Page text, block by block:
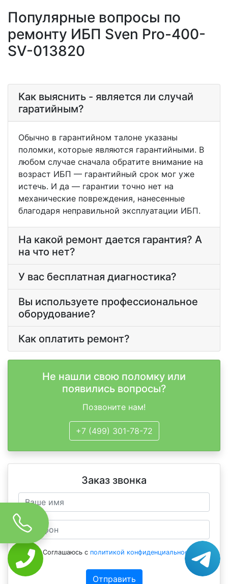
Популярные вопросы по
ремонту ИБП Sven Pro-400-
SV-013820
Как выяснить - является ли случай
гаратийным?
Обычно в гарантийном талоне указаны
поломки, которые являются гарантийными. В
любом случае сначала обратите внимание на
возраст ИБП — гарантийный срок мог уже
истечь. И да — гарантии точно нет на
механические повреждения, нанесенные
благодаря неправильной эксплуатации ИБП.
На какой ремонт дается гарантия? А
на что нет?
У вас бесплатная диагностика?
Вы используете профессиональное
оборудование?
Как оплатить ремонт?
Не нашли свою поломку или
появились вопросы?
Позвоните нам!
+7 (499) 301-78-72
Заказ звонка
Соглашаюсь с политикой конфиденциальности
Отправить